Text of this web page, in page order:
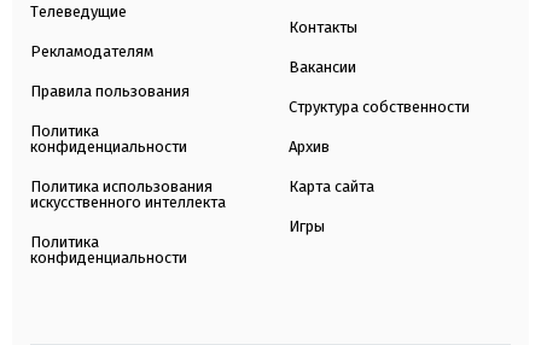
Телеведущие
Рекламодателям
Правила пользования
Политика
конфиденциальности
Политика использования
искусственного интеллекта
Политика
конфиденциальности
Контакты
Вакансии
Структура собственности
Архив
Карта сайта
Игры